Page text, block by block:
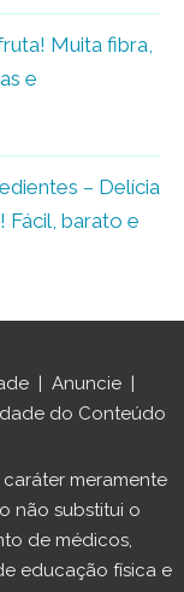
Muita fibra,
e
– Delícia
Fácil, barato e
Anuncie
do Conteúdo
meramente
não substitui o
de médicos,
educação física e